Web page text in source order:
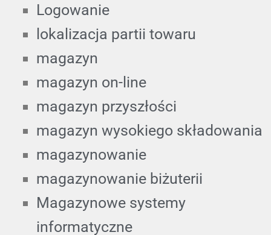
Logowanie
lokalizacja partii towaru
magazyn
magazyn on-line
magazyn przyszłości
magazyn wysokiego składowania
magazynowanie
magazynowanie biżuterii
Magazynowe systemy
informatyczne